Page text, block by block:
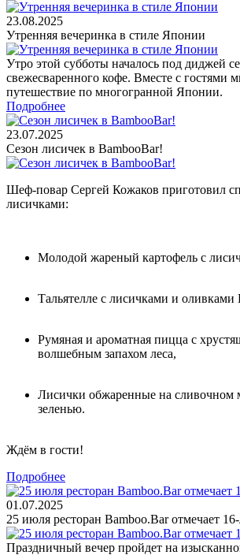
23.08.2025
Утренняя вечеринка в стиле Японии
Утро этой субботы началось под диджей
свежесваренного кофе. Вместе с гостями
путешествие по многогранной Японии.
Подробнее
23.07.2025
Сезон лисичек в BambooBar!
Шеф-повар Сергей Кожаков приготовил
лисичками:
Молодой жареный картофель с
Тальятелле с лисичками и оливками
Румяная и ароматная пицца с
волшебным запахом леса,
Лисички обжаренные на сливочном
зеленью.
Ждём в гости!
Подробнее
01.07.2025
25 июля ресторан Bamboo.Bar отмечает
Праздничный вечер пройдет на